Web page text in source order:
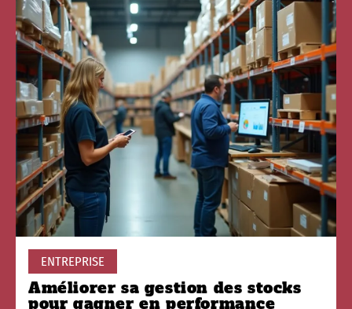
ENTREPRISE
Améliorer sa gestion des stocks
pour gagner en performance